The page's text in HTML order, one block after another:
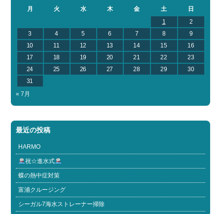
月
火 水 木 金 土
日
1
2
3
4 5 6 7 8
9
10
11 12 13 14 15
16
17
18 19 20 21 22
23
24
25 26 27 28 29
30
31
« 7月
最近の投稿
HARMO
祝☆進水式
蝶の熱中症対策
富浦クルージング
シーガル7海水ストレーナー掃除